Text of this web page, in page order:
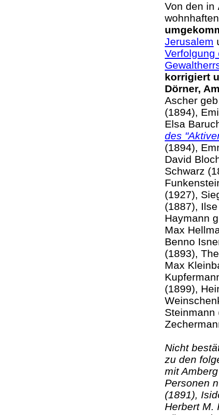
Von den in
Jerusalem
Verfolgung
korrigiert
Dörner,
Ascher
(1894),
Elsa
des
(1894),
David
Schwarz
(1927),
(1887),
Haymann
Max
Benno
(1893),
Max
(1899),
Steinmann
Nicht
zu den
mit
Personen
(1891),
Herbert M.